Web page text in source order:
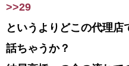
>>29
というよりどこの代理店
話ちゃうか？